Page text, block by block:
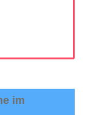
im